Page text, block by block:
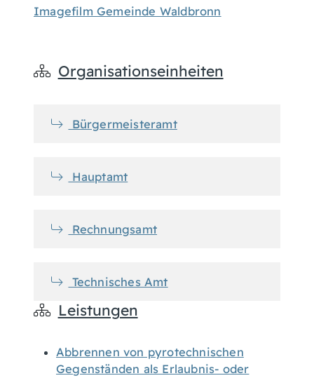
Imagefilm Gemeinde Waldbronn
Organisationseinheiten
Bürgermeisteramt
Hauptamt
Rechnungsamt
Technisches Amt
Leistungen
Abbrennen von pyrotechnischen
Gegenständen als Erlaubnis- oder